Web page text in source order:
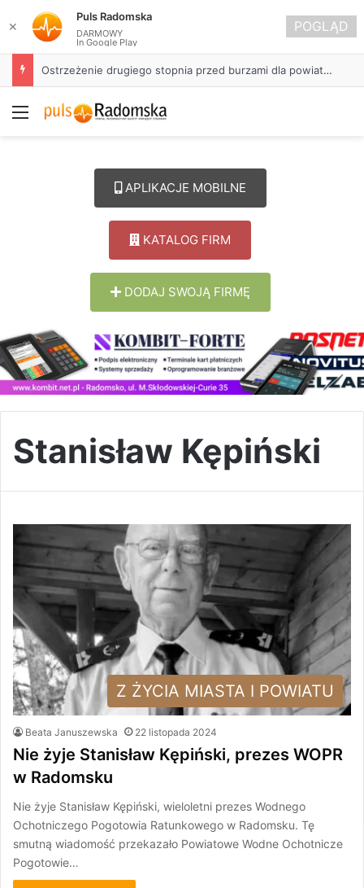
Ostrzeżenie drugiego stopnia przed burzami dla powiatu radomszczańskiego
Menu
APLIKACJE MOBILNE
KATALOG FIRM
DODAJ SWOJĄ FIRMĘ
Stanisław Kępiński
Z ŻYCIA MIASTA I POWIATU
Beata Januszewska 22 listopada 2024
Nie żyje Stanisław Kępiński, prezes WOPR
w Radomsku
Nie żyje Stanisław Kępiński, wieloletni prezes Wodnego
Ochotniczego Pogotowia Ratunkowego w Radomsku. Tę
smutną wiadomość przekazało Powiatowe Wodne Ochotnicze
Pogotowie…
✕
Puls Radomska
DARMOWY
In Google Play
POGLĄD